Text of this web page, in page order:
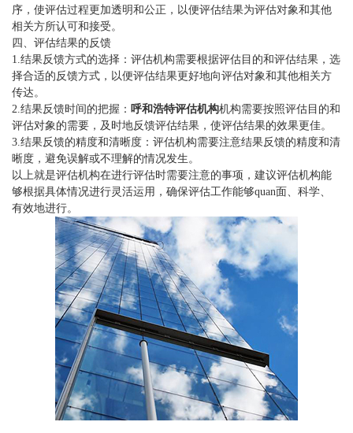
序，使评估过程更加透明和公正，以便评估结果为评估对象和其他
相关方所认可和接受。
四、评估结果的反馈
1.结果反馈方式的选择：评估机构需要根据评估目的和评估结果，选
择合适的反馈方式，以便评估结果更好地向评估对象和其他相关方
传达。
2.结果反馈时间的把握： 呼和浩特评估机构机构需要按照评估目的和
评估对象的需要，及时地反馈评估结果，使评估结果的效果更佳。
3.结果反馈的精度和清晰度：评估机构需要注意结果反馈的精度和清
晰度，避免误解或不理解的情况发生。
以上就是评估机构在进行评估时需要注意的事项，建议评估机构能
够根据具体情况进行灵活运用，确保评估工作能够quan面、科学、
有效地进行。